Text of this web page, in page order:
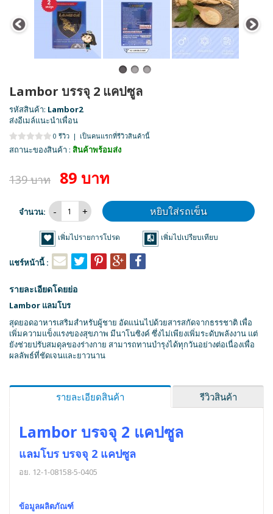
Lambor บรรจุ 2 แคปซูล
รหัสสินค้า: Lambor2
ส่งอีเมล์แนะนำเพื่อน
0 รีวิว | เป็นคนแรกที่รีวิวสินค้านี้
สถานะของสินค้า : สินค้าพร้อมส่ง
139 บาท 89 บาท
จำนวน: หยิบใส่รถเข็น
เพิ่มไปรายการโปรด เพิ่มไปเปรียบเทียบ
แชร์หน้านี้ :
รายละเอียดโดยย่อ
Lambor แลมโบร
สุดยอดอาหารเสริมสำหรับผู้ชาย อัดแน่นไปด้วยสารสกัดจากธรรชาติ เพื่อ
เพิ่มความแข็งแรงของสุขภาพ มีนาโนซิงค์ ซึ่งไม่เพียงเพิ่มระดับพลังงาน แต่
ยังช่วยปรับสมดุลของร่างกาย สามารถทานบำรุงได้ทุกวันอย่างต่อเนื่องเพื่อ
ผลลัพธ์ที่ชัดเจนและยาวนาน
รายละเอียดสินค้า รีวิวสินค้า
Lambor บรจจุ 2 แคปซูล
แลมโบร บรจจุ 2 แคปซูล
อย. 12-1-08158-5-0405
ข้อมูลผลิตภัณฑ์